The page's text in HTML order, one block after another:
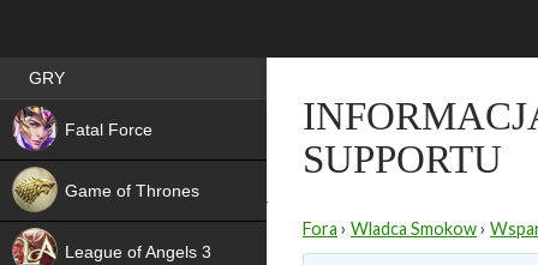
SUPPORTU
Fora › Wladca Smokow›
Best RPG games in Poland
GRY
Fatal Force
Game of Thrones
League of Angels 3